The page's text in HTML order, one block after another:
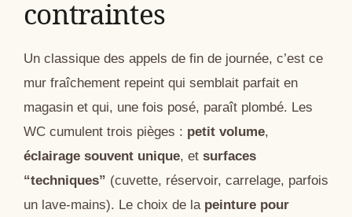
contraintes
Un classique des appels de fin de journée, c’est ce
mur fraîchement repeint qui semblait parfait en
magasin et qui, une fois posé, paraît plombé. Les
WC cumulent trois pièges : petit volume,
éclairage souvent unique, et surfaces
“techniques” (cuvette, réservoir, carrelage, parfois
un lave-mains). Le choix de la peinture pour